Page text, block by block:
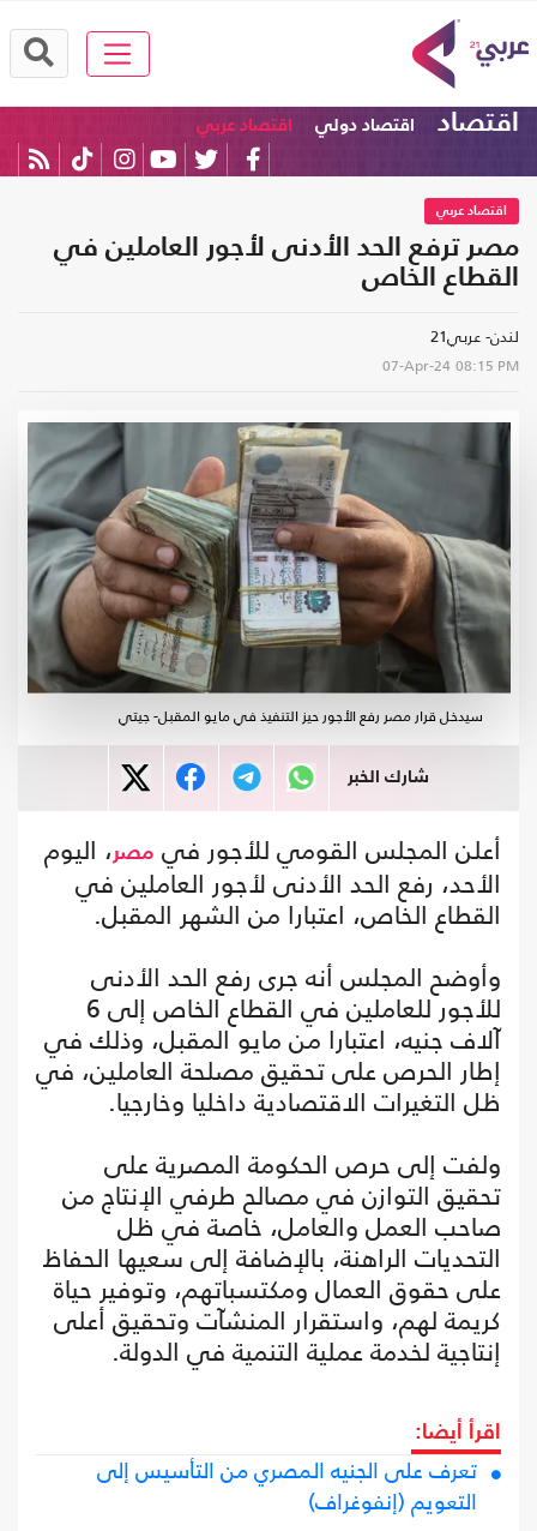
اقتصاد اقتصاد دولي اقتصاد عربي
اقتصاد عربي
مصر ترفع الحد الأدنى لأجور العاملين في
القطاع الخاص
لندن- عربي21
07-Apr-24 08:15 PM
سيدخل قرار مصر رفع الأجور حيز التنفيذ في مايو المقبل- جيتي
شارك الخبر
أعلن المجلس القومي للأجور في مصر ، اليوم
الأحد، رفع الحد الأدنى لأجور العاملين في
القطاع الخاص، اعتبارا من الشهر المقبل.
وأوضح المجلس أنه جرى رفع الحد الأدنى
للأجور للعاملين في القطاع الخاص إلى 6
آلاف جنيه، اعتبارا من مايو المقبل، وذلك في
إطار الحرص على تحقيق مصلحة العاملين، في
ظل التغيرات الاقتصادية داخليا وخارجيا.
ولفت إلى حرص الحكومة المصرية على
تحقيق التوازن في مصالح طرفي الإنتاج من
صاحب العمل والعامل، خاصة في ظل
التحديات الراهنة، بالإضافة إلى سعيها الحفاظ
على حقوق العمال ومكتسباتهم، وتوفير حياة
كريمة لهم، واستقرار المنشآت وتحقيق أعلى
إنتاجية لخدمة عملية التنمية في الدولة.
اقرأ أيضا:
تعرف على الجنيه المصري من التأسيس إلى
التعويم (إنفوغراف)